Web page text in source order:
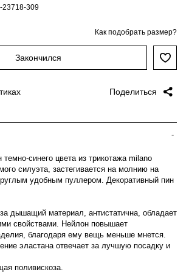
23718-309
Как подобрать размер?
Закончился
Поделиться
-
синего цвета из трикотажа milano
силуэта, застегивается на молнию на
удобным пуллером. Декоративный пин
дышащий материал, антистатична, обладает
свойствами. Нейлон повышает
благодаря ему вещь меньше мнется.
эластана отвечает за лучшую посадку и
поливискоза.